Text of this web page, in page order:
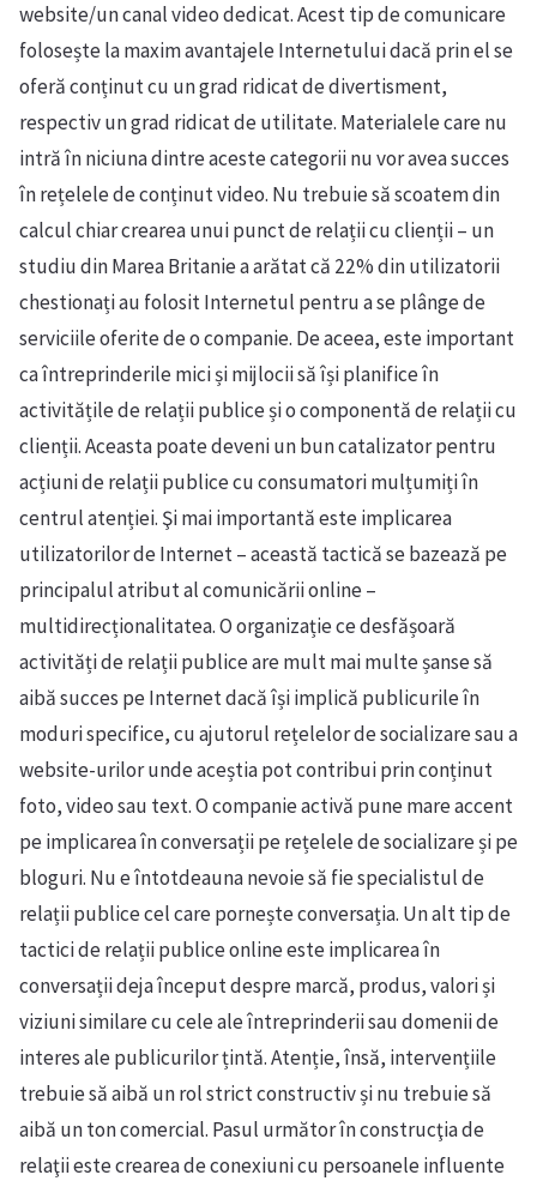
website/un canal video dedicat. Acest tip de comunicare
folosește la maxim avantajele Internetului dacă prin el se
oferă conținut cu un grad ridicat de divertisment,
respectiv un grad ridicat de utilitate. Materialele care nu
intră în niciuna dintre aceste categorii nu vor avea succes
în rețelele de conținut video. Nu trebuie să scoatem din
calcul chiar crearea unui punct de relații cu clienții – un
studiu din Marea Britanie a arătat că 22% din utilizatorii
chestionați au folosit Internetul pentru a se plânge de
serviciile oferite de o companie. De aceea, este important
ca întreprinderile mici și mijlocii să își planifice în
activitățile de relații publice și o componentă de relații cu
clienții. Aceasta poate deveni un bun catalizator pentru
acțiuni de relații publice cu consumatori mulțumiți în
centrul atenției. Şi mai importantă este implicarea
utilizatorilor de Internet – această tactică se bazează pe
principalul atribut al comunicării online –
multidirecționalitatea. O organizație ce desfășoară
activități de relații publice are mult mai multe șanse să
aibă succes pe Internet dacă își implică publicurile în
moduri specifice, cu ajutorul rețelelor de socializare sau a
website-urilor unde aceștia pot contribui prin conținut
foto, video sau text. O companie activă pune mare accent
pe implicarea în conversații pe rețelele de socializare și pe
bloguri. Nu e întotdeauna nevoie să fie specialistul de
relații publice cel care pornește conversația. Un alt tip de
tactici de relații publice online este implicarea în
conversații deja început despre marcă, produs, valori și
viziuni similare cu cele ale întreprinderii sau domenii de
interes ale publicurilor țintă. Atenție, însă, intervențiile
trebuie să aibă un rol strict constructiv și nu trebuie să
aibă un ton comercial. Pasul următor în construcţia de
relaţii este crearea de conexiuni cu persoanele influente